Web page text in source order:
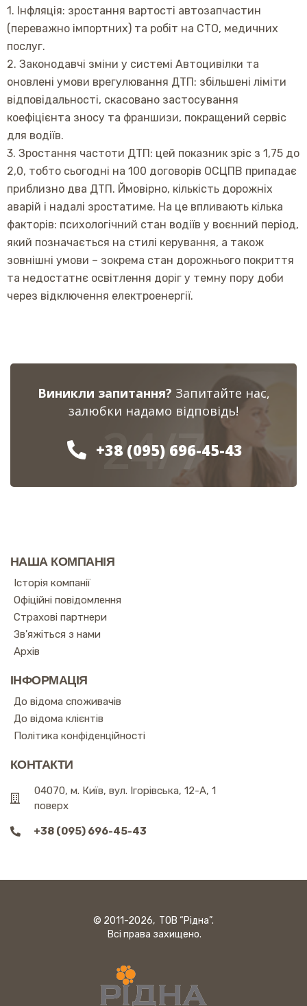
1. Інфляція: зростання вартості автозапчастин
(переважно імпортних) та робіт на СТО, медичних
послуг.
2. Законодавчі зміни у системі Автоцивілки та
оновлені умови врегулювання ДТП: збільшені ліміти
відповідальності, скасовано застосування
коефіцієнта зносу та франшизи, покращений сервіс
для водіїв.
3. Зростання частоти ДТП: цей показник зріс з 1,75 до
2,0, тобто сьогодні на 100 договорів ОСЦПВ припадає
приблизно два ДТП. Ймовірно, кількість дорожніх
аварій і надалі зростатиме. На це впливають кілька
факторів: психологічний стан водіїв у воєнний період,
який позначається на стилі керування, а також
зовнішні умови – зокрема стан дорожнього покриття
та недостатнє освітлення доріг у темну пору доби
через відключення електроенергії.
Виникли запитання? Запитайте нас,
залюбки надамо відповідь!
+38 (095) 696-45-43
24/7
НАША КОМПАНІЯ
Історія компанії
Офіційні повідомлення
Страхові партнери
Зв'яжіться з нами
Архів
ІНФОРМАЦІЯ
До відома споживачів
До відома клієнтів
Політика конфіденційності
КОНТАКТИ
04070, м. Київ, вул. Ігорівська, 12-А, 1
поверх
+38 (095) 696-45-43
© 2011-2026, ТОВ “Рідна”.
Всі права захищено.